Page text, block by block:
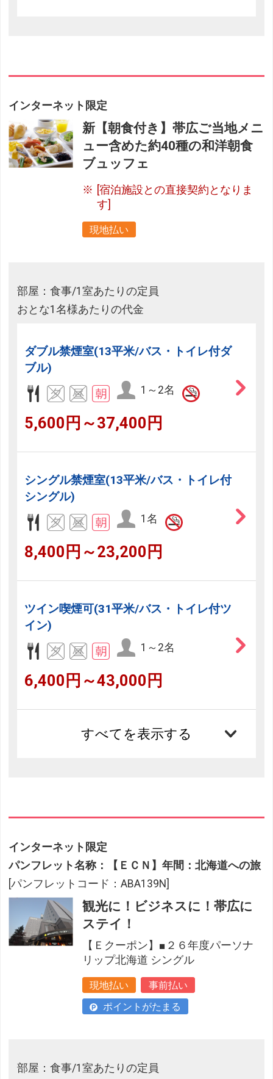
インターネット限定
新【朝食付き】帯広ご当地メニ
ュー含めた約40種の和洋朝食
ブュッフェ
[宿泊施設との直接契約となりま
す]
現地払い
部屋：食事/1室あたりの定員
おとな1名様あたりの代金
ダブル禁煙室(13平米/バス・トイレ付ダ
ブル)
1～2名
5,600円～37,400円
シングル禁煙室(13平米/バス・トイレ付
シングル)
1名
8,400円～23,200円
ツイン喫煙可(31平米/バス・トイレ付ツ
イン)
1～2名
6,400円～43,000円
すべてを表示する
インターネット限定
パンフレット名称：【ＥＣＮ】年間：北海道への旅
[パンフレットコード：ABA139N]
観光に！ビジネスに！帯広に
ステイ！
【Ｅクーポン】■２６年度パーソナ
リップ北海道 シングル
現地払い
事前払い
ポイントがたまる
部屋：食事/1室あたりの定員